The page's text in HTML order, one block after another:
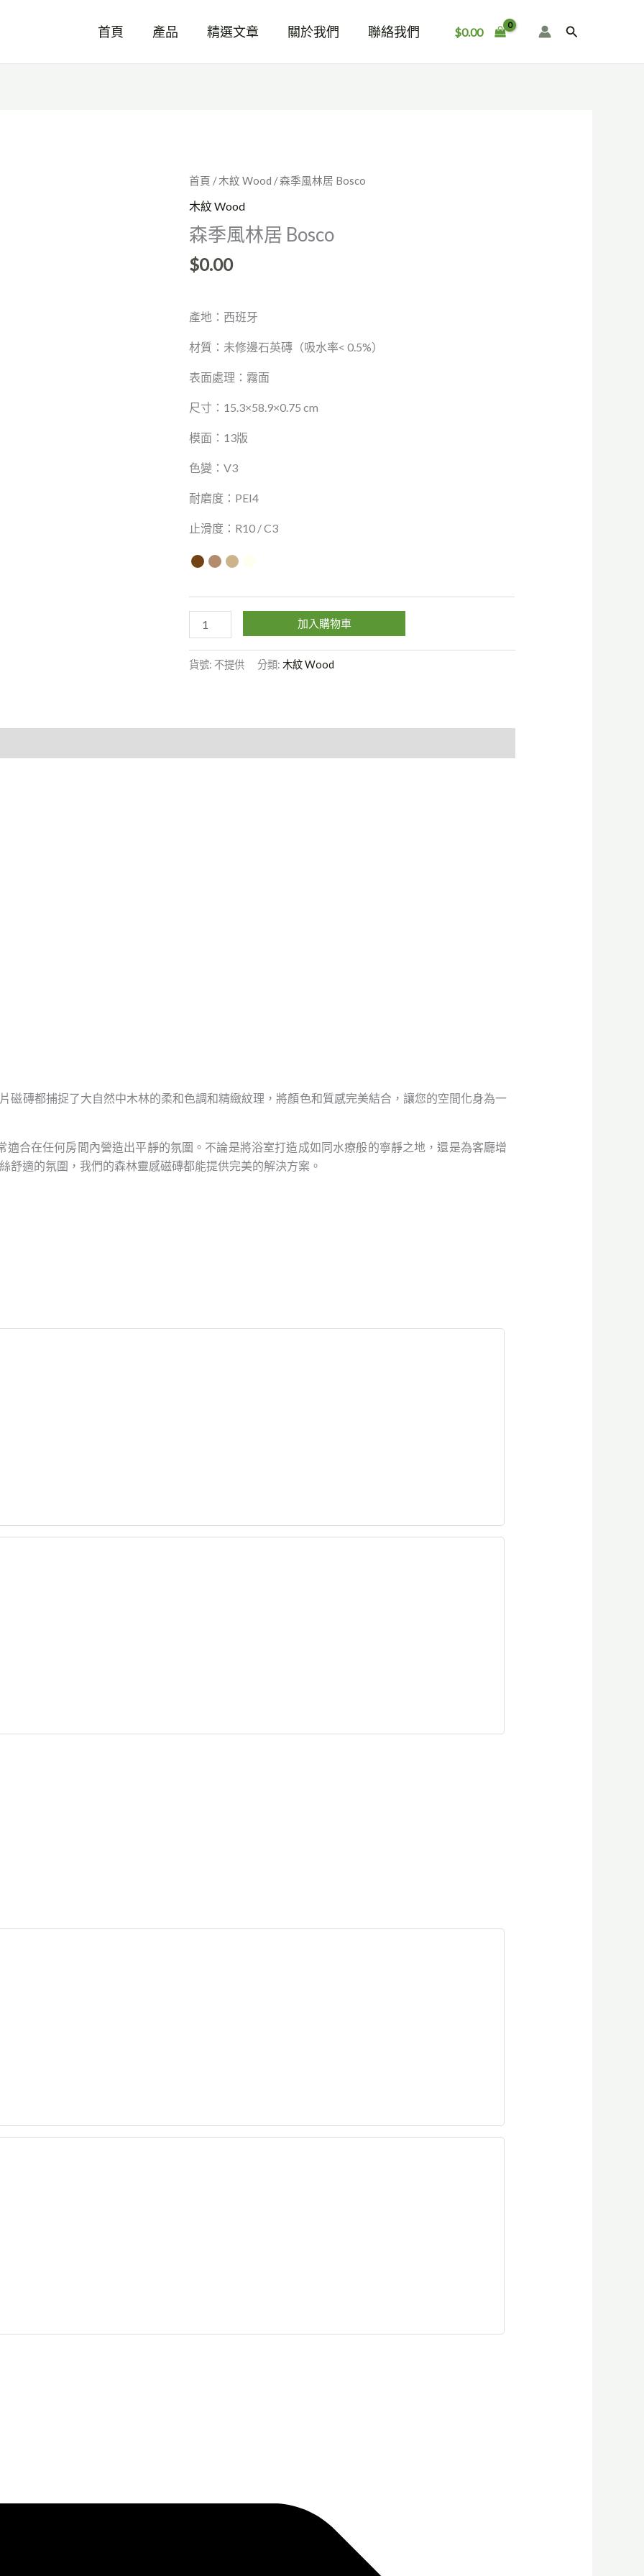
首頁 產品 精選文章 關於我們 聯絡我們 $0.00
搜
首頁 /木紋 Wood / 森季風林居 Bosco
木紋 Wood
森季風林居 Bosco
$0.00
產地：西班牙
材質：未修邊石英磚（吸水率< 0.5%）
表面處理：霧面
尺寸：15.3×58.9×0.75 cm
模面：13版
色變：V3
耐磨度：PEI4
止滑度：R10 / C3
森
季
林
居
Bosco
量
加入購物車
貨號: 不提供 分類:木紋 Wood
磁磚都捕捉了大自然中木林的柔和色調和精緻紋理，將顏色和質感完美結合，讓您的空間化身為一
適合在任何房間內營造出平靜的氛圍。不論是將浴室打造成如同水療般的寧靜之地，還是為客廳增
舒適的氛圍，我們的森林靈感磁磚都能提供完美的解決方案。